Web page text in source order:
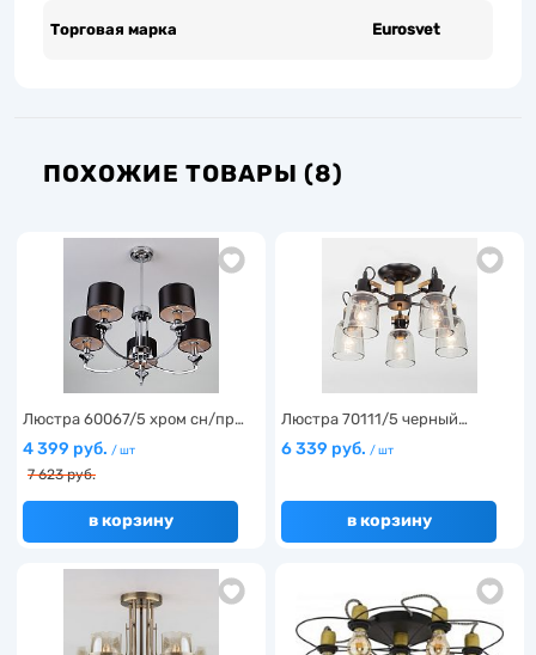
Торговая марка Eurosvet
ПОХОЖИЕ ТОВАРЫ (8)
Люстра 60067/5 хром сн/пр…
4 399 руб. / шт
7 623 руб.
в корзину
Люстра 70111/5 черный…
6 339 руб. / шт
в корзину